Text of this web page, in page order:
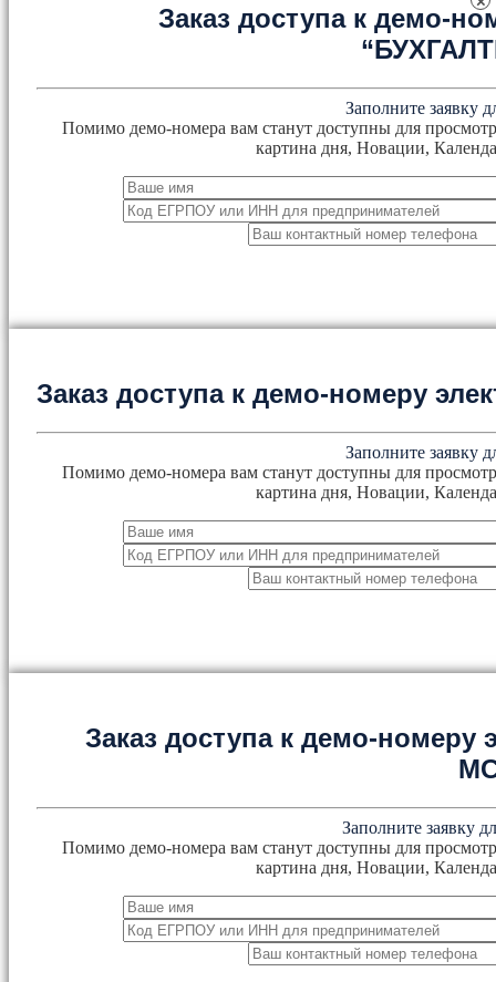
Заказ доступа к демо-
Заполните заявку
Помимо демо-номера вам станут доступны для
картина дня, Новации,
Заказ доступа к демо-номеру
Заполните заявку
Помимо демо-номера вам станут доступны для
картина дня, Новации,
Заказ доступа к демо-номеру
Заполните заявку
Помимо демо-номера вам станут доступны для
картина дня, Новации,